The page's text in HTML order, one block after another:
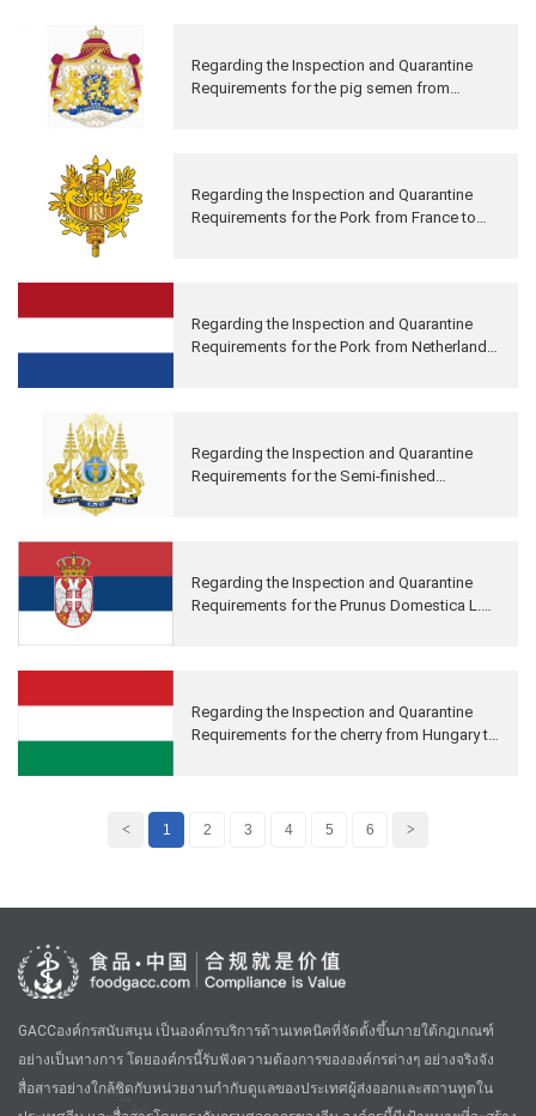
Regarding the Inspection and Quarantine
Requirements for the pig semen from
Regarding the Inspection and Quarantine
Requirements for the Pork from France to
Regarding the Inspection and Quarantine
Requirements for the Pork from Netherlands
Regarding the Inspection and Quarantine
Requirements for the Semi-finished
Regarding the Inspection and Quarantine
Requirements for the Prunus Domestica L.
Regarding the Inspection and Quarantine
Requirements for the cherry from Hungary to
< 1 2 3 4 5 6 >
GACCองค์กรสนับสนุน เป็นองค์กรบริการด้านเทคนิคที่จัดตั้งขึ้นภายใต้กฎเกณฑ์
อย่างเป็นทางการ โดยองค์กรนี้รับฟังความต้องการขององค์กรต่างๆ อย่างจริงจัง
สื่อสารอย่างใกล้ชิดกับหน่วยงานกำกับดูแลของประเทศผู้ส่งออกและสถานทูตใน